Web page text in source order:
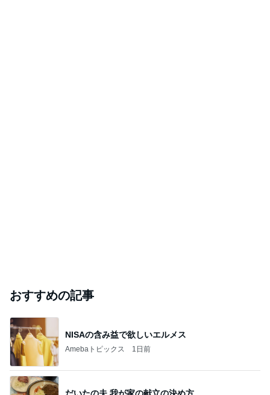
おすすめの記事
NISAの含み益で欲しいエルメス
Amebaトピックス 1日前
だいたの夫 我が家の献立の決め方